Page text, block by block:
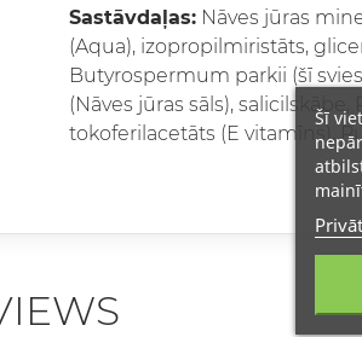
Sastāvdaļas: Nāves jūras
(Aqua), izopropilmiristāts,
Butyrospermum parkii (šī
(Nāves jūras sāls),
tokoferilacetāts (E vitamīns),
Šī